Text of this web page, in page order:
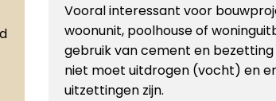
Vooral interessant voor
woonunit, poolhouse of
gebruik van cement en
niet moet uitdrogen (vocht) en
uitzettingen zijn.